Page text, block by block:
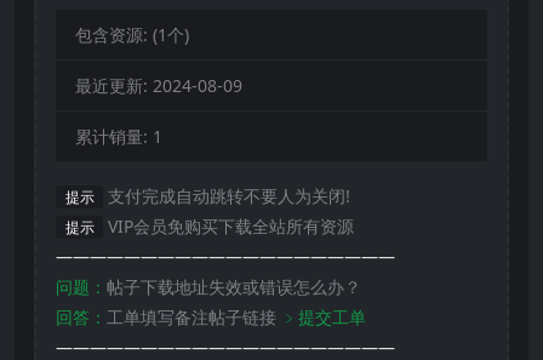
包含资源: (1个)
最近更新: 2024-08-09
累计销量: 1
提示 支付完成自动跳转不要人为关闭!
提示
VIP会员免购买下载全站所有资源
————————————————————
问题： 帖子下载地址失效或错误怎么办？
回答： 工单填写备注帖子链接 ﹥提交工单
————————————————————